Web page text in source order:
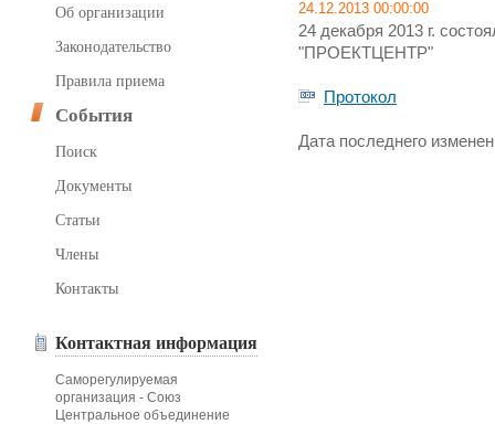
Об организации
Законодательство
Правила приема
События
Поиск
Документы
Статьи
Члены
Контакты
Контактная информация
Саморегулируемая
организация - Союз
Центральное объединение
24.12.2013 00:00:00
24 декабря 2013 г.
"ПРОЕКТЦЕНТР"
Протокол
Дата последнего